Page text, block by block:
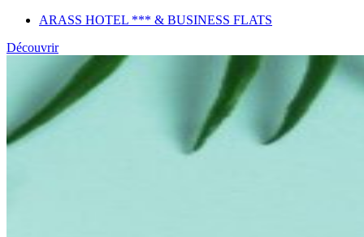
ARASS HOTEL *** & BUSINESS FLATS
Découvrir